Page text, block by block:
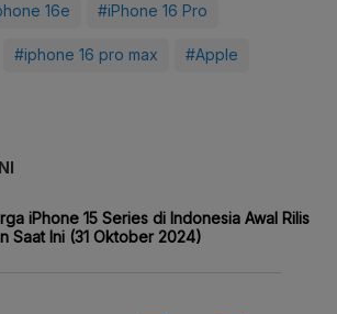
16e #iPhone 16 Pro
#iphone 16 pro max #Apple